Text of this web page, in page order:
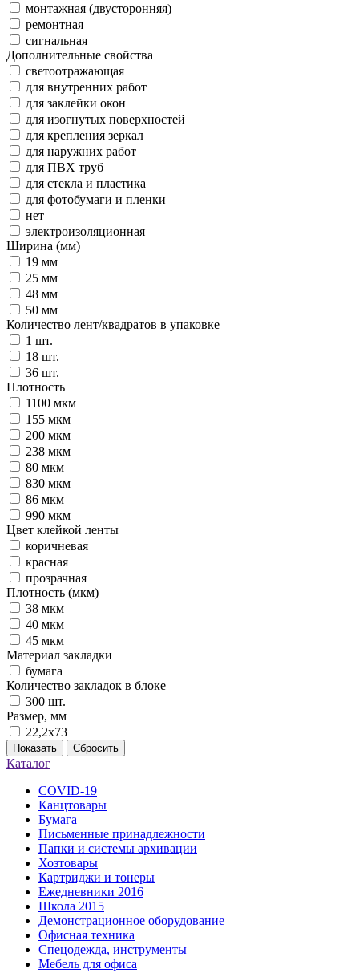
монтажная (двусторонняя)
ремонтная
сигнальная
Дополнительные свойства
cветоотражающая
для внутренних работ
для заклейки окон
для изогнутых поверхностей
для крепления зеркал
для наружних работ
для ПВХ труб
для стекла и пластика
для фотобумаги и пленки
нет
электроизоляционная
Ширина (мм)
19 мм
25 мм
48 мм
50 мм
Количество лент/квадратов в упаковке
1 шт.
18 шт.
36 шт.
Плотность
1100 мкм
155 мкм
200 мкм
238 мкм
80 мкм
830 мкм
86 мкм
990 мкм
Цвет клейкой ленты
коричневая
красная
прозрачная
Плотность (мкм)
38 мкм
40 мкм
45 мкм
Материал закладки
бумага
Количество закладок в блоке
300 шт.
Размер, мм
22,2x73
Показать Сбросить
Каталог
COVID-19
Канцтовары
Бумага
Письменные принадлежности
Папки и системы архивации
Хозтовары
Картриджи и тонеры
Ежедневники 2016
Школа 2015
Демонстрационное оборудование
Офисная техника
Спецодежда, инструменты
Мебель для офиса